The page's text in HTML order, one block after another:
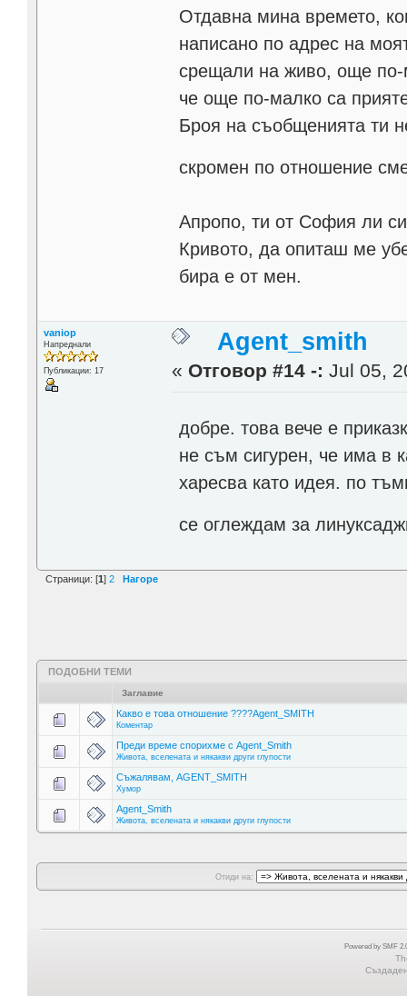
Отдавна мина времето,
написано по адрес на
срещали на живо, още по-
че още по-малко са
Броя на съобщенията ти
скромен по отношение
Апропо, ти от София ли
Кривото, да опиташ ме
бира е от мен.
vaniop
Напреднали
Публикации: 17
Agent_smith
« Отговор #14 -: Jul 05,
добре. това вече е
не съм сигурен, че има в
харесва като идея. по
се оглеждам за
Страници: [1 ] 2 Нагоре
ПОДОБНИ ТЕМИ
Заглавие
Какво е това отношение ????Agent_SMITH
Коментар
Преди време спорихме с Agent_Smith
Живота, вселената и някакви други глупости
Съжалявам, AGENT_SMITH
Хумор
Agent_Smith
Живота, вселената и някакви други глупости
Отиди на:
Powered by SMF